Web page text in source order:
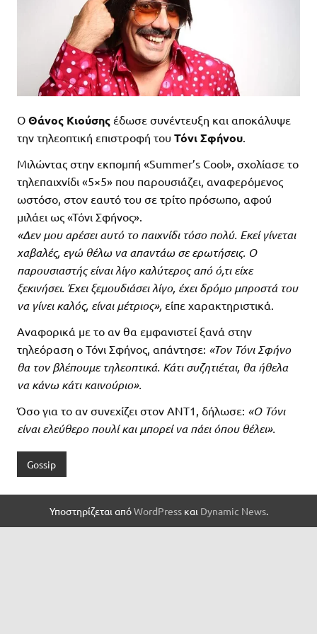
Ο Θάνος Κιούσης έδωσε συνέντευξη και αποκάλυψε
την τηλεοπτική επιστροφή του Τόνι Σφήνου.
Μιλώντας στην εκπομπή «Summer’s Cool», σχολίασε το
τηλεπαιχνίδι «5×5» που παρουσιάζει, αναφερόμενος
ωστόσο, στον εαυτό του σε τρίτο πρόσωπο, αφού
μιλάει ως «Τόνι Σφήνος».
«Δεν μου αρέσει αυτό το παιχνίδι τόσο πολύ. Εκεί γίνεται
χαβαλές, εγώ θέλω να απαντάω σε ερωτήσεις. Ο
παρουσιαστής είναι λίγο καλύτερος από ό,τι είχε
ξεκινήσει. Έχει ξεμουδιάσει λίγο, έχει δρόμο μπροστά του
να γίνει καλός, είναι μέτριος», είπε χαρακτηριστικά.
Αναφορικά με το αν θα εμφανιστεί ξανά στην
τηλεόραση ο Τόνι Σφήνος, απάντησε: «Τον Τόνι Σφήνο
θα τον βλέπουμε τηλεοπτικά. Κάτι συζητιέται, θα ήθελα
να κάνω κάτι καινούριο».
Όσο για το αν συνεχίζει στον ΑΝΤ1, δήλωσε: «Ο Τόνι
είναι ελεύθερο πουλί και μπορεί να πάει όπου θέλει».
Gossip
Υποστηρίζεται απόWordPressκαι Dynamic News.